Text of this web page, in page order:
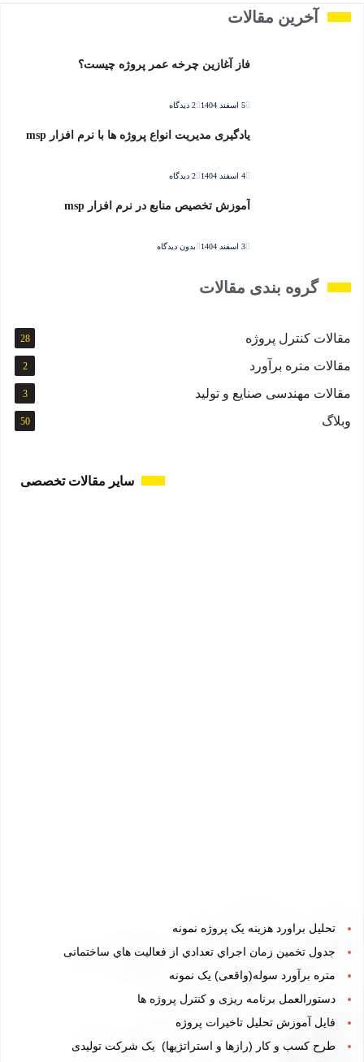
آخرین مقالات
فاز آغازین چرخه عمر پروژه چیست؟
5 اسفند 1404 2 دیدگاه
یادگیری مدیریت انواع پروژه ها با نرم افزار msp
4 اسفند 1404 2 دیدگاه
آموزش تخصیص منابع در نرم افزار msp
3 اسفند 1404 بدون دیدگاه
گروه بندی مقالات
مقالات کنترل پروژه 28
مقالات متره برآورد 2
مقالات مهندسی صنایع و تولید 3
وبلاگ 50
سایر مقالات تخصصی
تحلیل براورد هزینه یک پروژه نمونه
جدول تخمین زمان اجراي تعدادي از فعالیت هاي ساختمانی
متره برآورد سوله(واقعی) یک نمونه
دستورالعمل برنامه ریزی و کنترل پروژه ها
فایل آموزش تحلیل تاخیرات پروژه
طرح کسب و کار (رازها و استراتژیها) یک شرکت تولیدی